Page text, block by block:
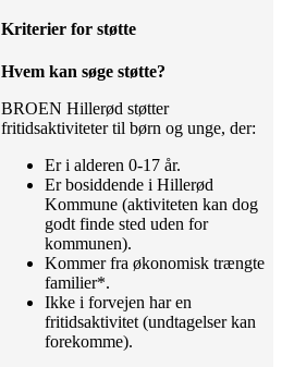
Kriterier for støtte
Hvem kan søge støtte?
BROEN Hillerød støtter
fritidsaktiviteter til børn og unge, der:
Er i alderen 0-17 år.
Er bosiddende i Hillerød
Kommune (aktiviteten kan dog
godt finde sted uden for
kommunen).
Kommer fra økonomisk trængte
familier*.
Ikke i forvejen har en
fritidsaktivitet (undtagelser kan
forekomme).